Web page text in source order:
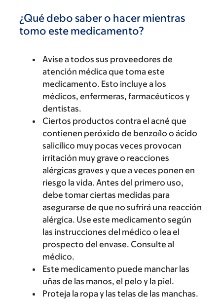
¿Qué debo saber o hacer mientras
tomo este medicamento?
Avise a todos sus proveedores de
atención médica que toma este
medicamento. Esto incluye a los
médicos, enfermeras, farmacéuticos y
dentistas.
Ciertos productos contra el acné que
contienen peróxido de benzoílo o ácido
salicílico muy pocas veces provocan
irritación muy grave o reacciones
alérgicas graves y que a veces ponen en
riesgo la vida. Antes del primero uso,
debe tomar ciertas medidas para
asegurarse de que no sufrirá una reacción
alérgica. Use este medicamento según
las instrucciones del médico o lea el
prospecto del envase. Consulte al
médico.
Este medicamento puede manchar las
uñas de las manos, el pelo y la piel.
Proteja la ropa y las telas de las manchas.